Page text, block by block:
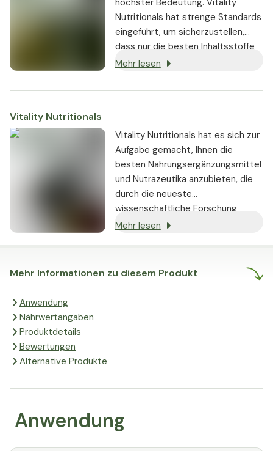
Nutritionals hat strenge Standards
eingeführt, um sicherzustellen,
dass nur die besten Inhaltsstoffe
von seriösen Lieferanten bezogen
werden:
Mehr lesen
Mehr Informationen zu diesem Produkt
Anwendung
Nährwertangaben
Produktdetails
Bewertungen
Alternative Produkte
Anwendung
Vitality Nutritionals
Vitality Nutritionals hat es sich zur
Aufgabe gemacht, Ihnen die
besten Nahrungsergänzungsmittel
und Nutrazeutika anzubieten, die
durch die neueste
wissenschaftliche Forschung
gestützt werden und nachweislich
Mehr lesen